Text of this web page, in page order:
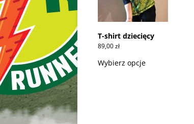
T-shirt dziecięcy
89,00zł
Wybierz opcjeprodukt